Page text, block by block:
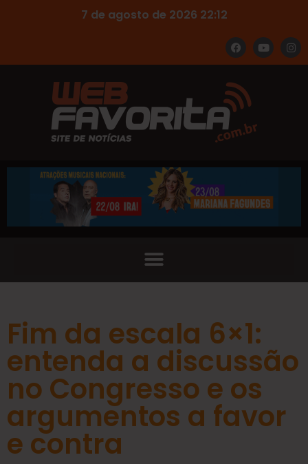
7 de agosto de 2026 22:12
Fim da escala 6×1:
entenda a discussão
no Congresso e os
argumentos a favor
e contra